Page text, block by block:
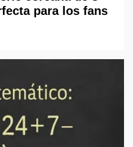
para los fans